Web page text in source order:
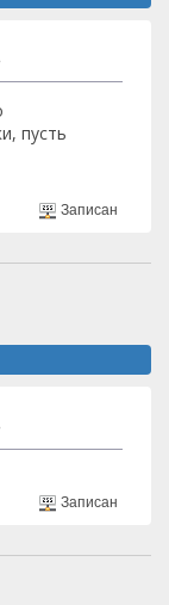
пусть
Записан
Записан